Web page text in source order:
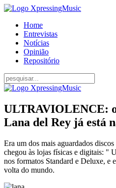
Home
Entrevistas
Notícias
Opinião
Repositório
ULTRAVIOLENCE:
Lana del Rey já está
Era um dos mais aguardados
chegou às lojas físicas e digitais: "
nos formatos Standard e Deluxe, e
volta do mundo.